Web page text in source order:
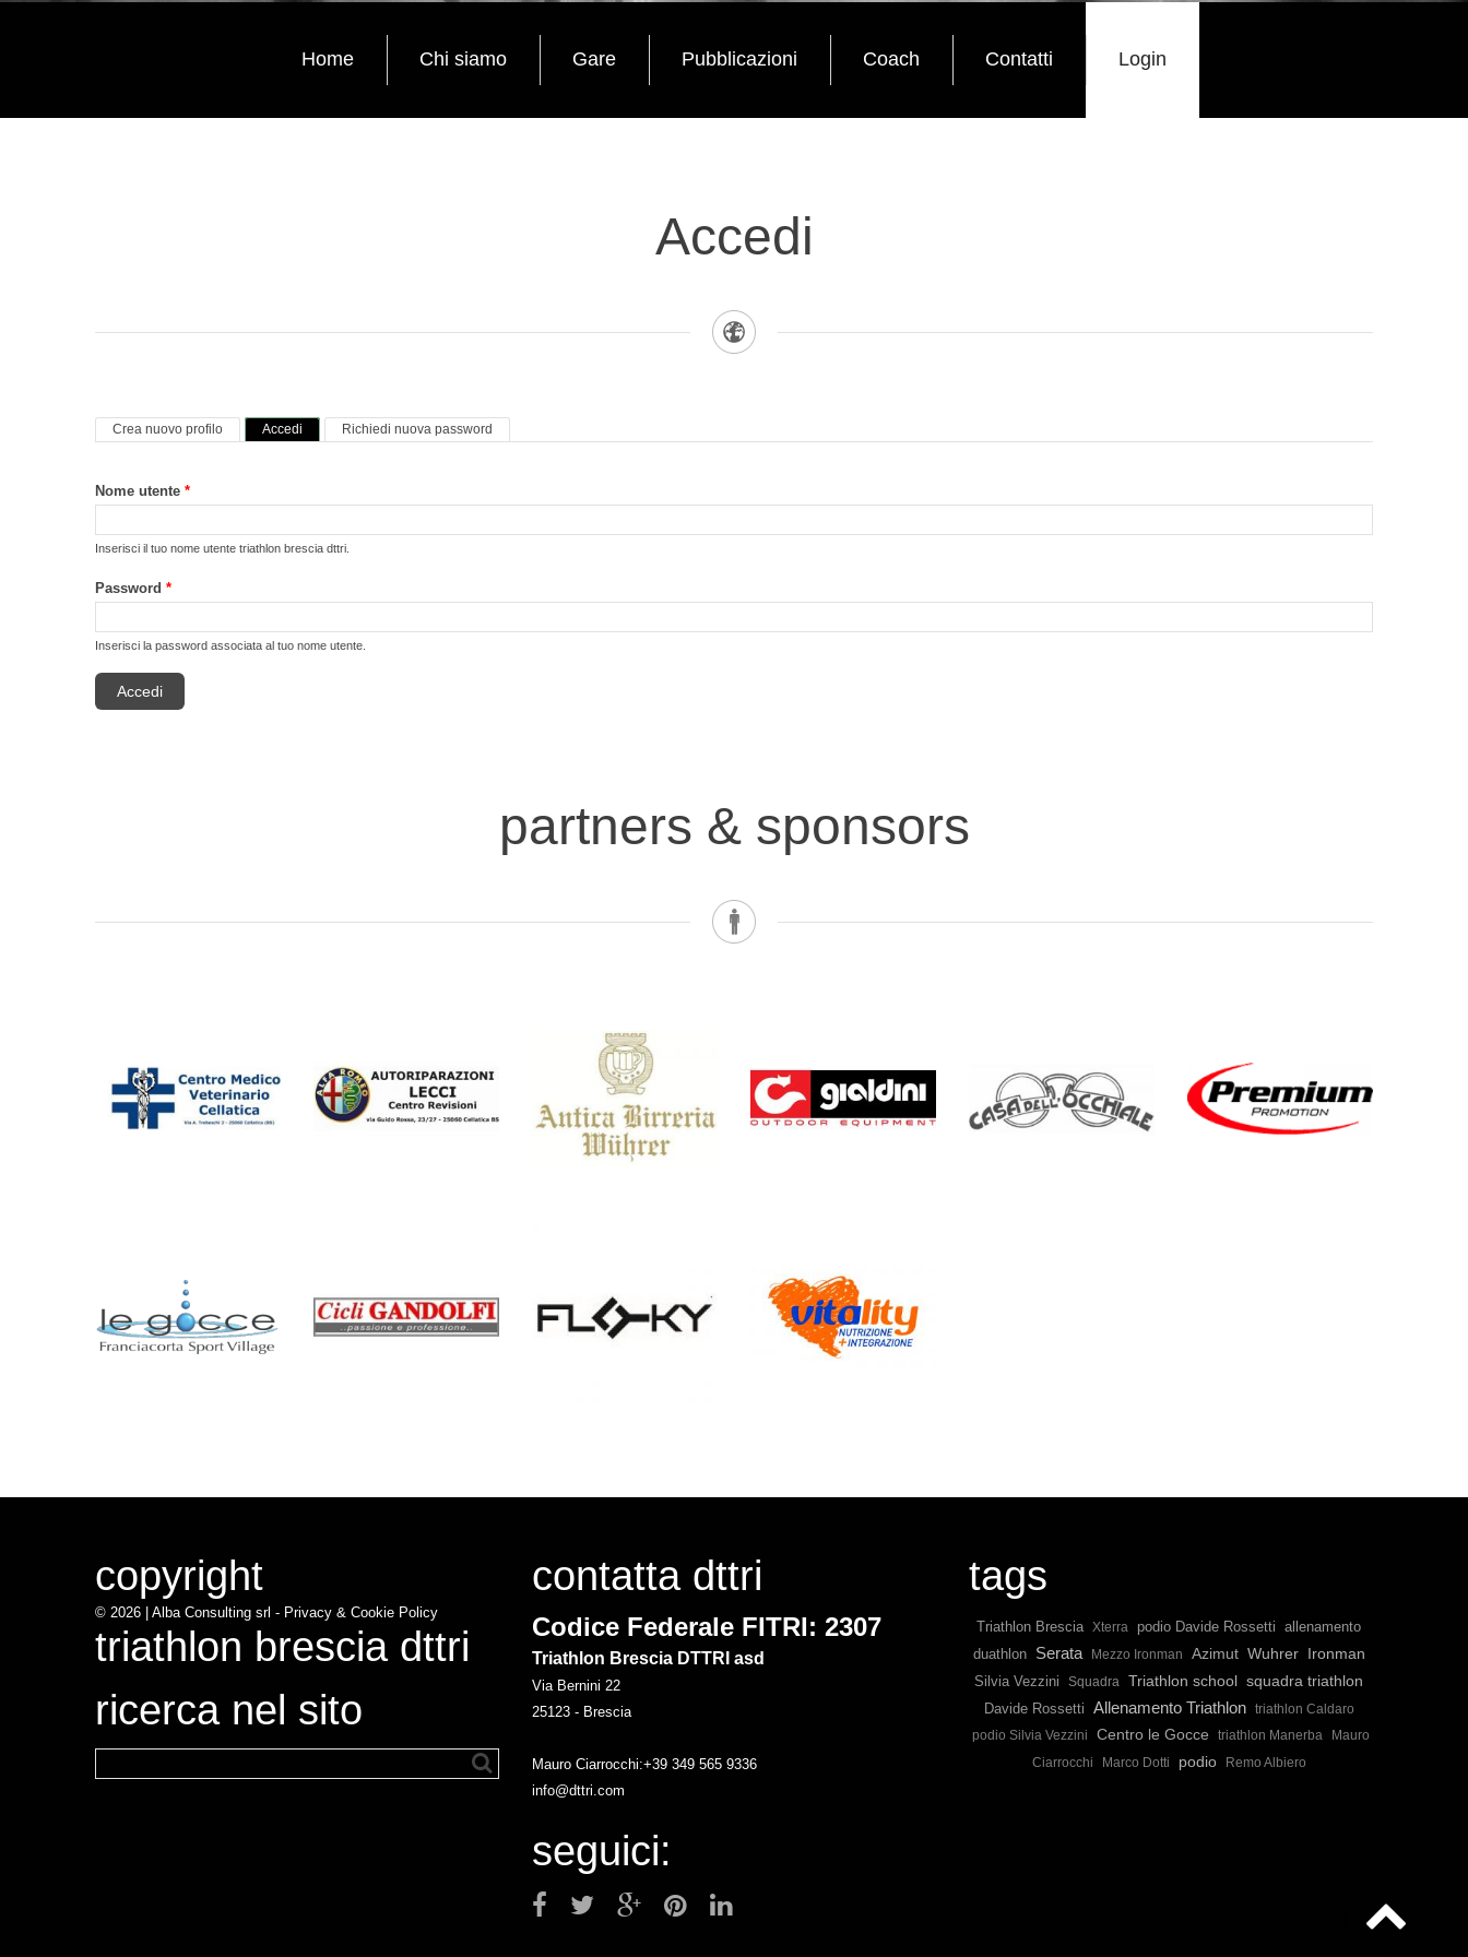
Home Chi siamo Gare Pubblicazioni Coach Contatti Login
Accedi
Schede primarie
Crea nuovo profilo Accedi (scheda attiva)
Richiedi nuova password
Nome utente *
Inserisci il tuo nome utente triathlon brescia dttri.
Password *
Inserisci la password associata al tuo nome utente.
partners & sponsors
copyright
© 2026 | Alba Consulting srl - Privacy & Cookie Policy
triathlon brescia dttri
ricerca nel sito
contatta dttri
Codice Federale FITRI: 2307
Triathlon Brescia DTTRI asd
Via Bernini 22
25123 - Brescia
Mauro Ciarrocchi:+39 349 565 9336
info@dttri.com
seguici:
tags
Triathlon Brescia Xterra podio Davide Rossetti allenamento
duathlon
Serata Mezzo Ironman Azimut Wuhrer Ironman
Silvia Vezzini Squadra Triathlon school squadra triathlon
Davide Rossetti Allenamento Triathlon
triathlon Caldaro
podio Silvia Vezzini
Centro le Gocce triathlon Manerba
Mauro
Ciarrocchi
Marco Dotti podio Remo Albiero